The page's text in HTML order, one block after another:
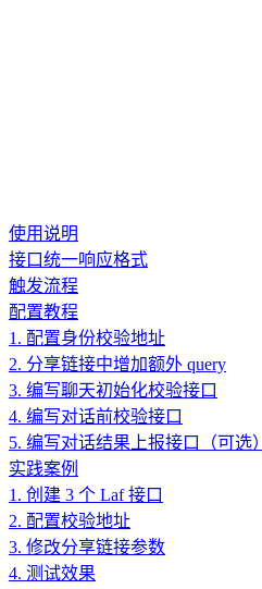
使用说明
接口统一响应格式
触发流程
配置教程
1. 配置身份校验地址
2. 分享链接中增加额外 query
3. 编写聊天初始化校验接口
4. 编写对话前校验接口
5. 编写对话结果上报接口（可选）
实践案例
1. 创建 3 个 Laf 接口
2. 配置校验地址
3. 修改分享链接参数
4. 测试效果